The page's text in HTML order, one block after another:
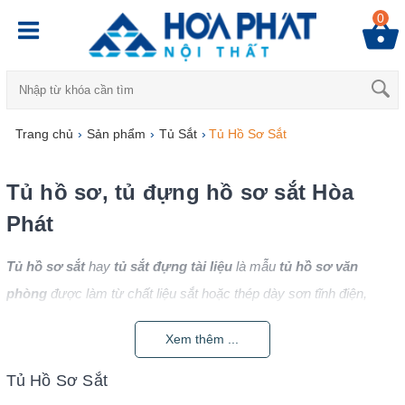
0
Trang chủ › Sản phẩm › Tủ Sắt › Tủ Hồ Sơ Sắt
Tủ hồ sơ, tủ đựng hồ sơ sắt Hòa
Phát
Tủ hồ sơ sắthay tủ sắt đựng tài liệulà mẫu tủ hồ sơ văn
phòngđược làm từ chất liệu sắt hoặc thép dày sơn tĩnh điện,
ngày càng trở thành lựa chọn phổ biến và thông dụng trong các
văn phòng làm việc tại công ty và tại nhà.
Xem thêm ...
Tủ Hồ Sơ Sắt